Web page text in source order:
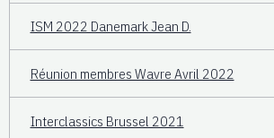
ISM 2022 Danemark Jean D.
Réunion membres Wavre Avril 2022
Interclassics Brussel 2021